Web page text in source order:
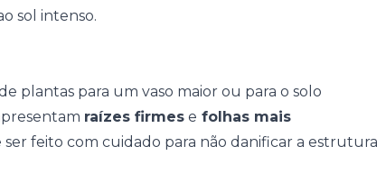
sol intenso.
plantas para um vaso maior ou para o solo
raízes firmes e folhas mais
ser feito com cuidado para não danificar a estrutura